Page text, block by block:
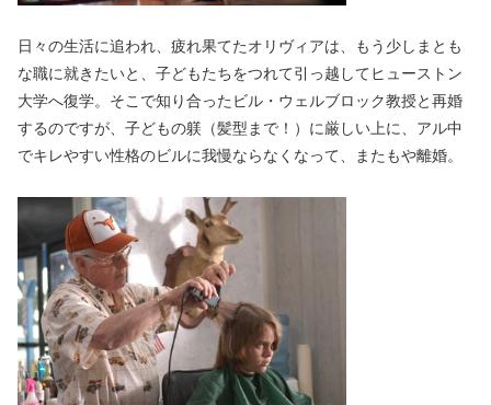
日々の生活に追われ、疲れ果てたオリヴィアは、もう少しまとも
な職に就きたいと、子どもたちをつれて引っ越してヒューストン
大学へ復学。そこで知り合ったビル・ウェルブロック教授と再婚
するのですが、子どもの躾（髪型まで！）に厳しい上に、アル中
でキレやすい性格のビルに我慢ならなくなって、またもや離婚。